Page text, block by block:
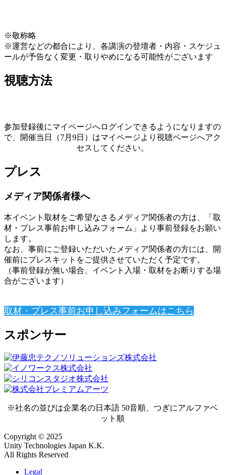
※敬称略
※運営などの都合により、各講演の登壇者・内容・スケジュ
ールが予告なく変更・取りやめになる可能性がございます
視聴方法
参加登録後にマイページへログインできるようになりますの
で、開催当日（7月9日）はマイページより視聴ページへアク
セスしてください。
プレス
メディア関係者様へ
本イベント取材をご希望なさるメディア関係者の方は、「取
材・プレス事前お申し込みフォーム」より事前登録をお願い
します。
なお、事前にご登録いただいたメディア関係者の方には、開
催前にプレスキットをご提供させていただく予定です。
（事前登録が無い場合、イベント入場・取材をお断りする場
合がございます）
取材・プレス事前お申し込みフォームはこちら
スポンサー
※社名の並びは企業名の日本語 50音順、つぎにアルファベ
ット順
Copyright © 2025
Unity Technologies Japan K.K.
All Rights Reserved
Legal